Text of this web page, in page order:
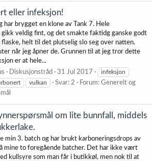
eller infeksjon!
har brygget en klone av Tank 7. Hele
gikk veldig fint, og det smakte faktidg ganske godt
helt til det plutselig slo seg over natten.
når jeg åpner de. Grunnen til at jeg tror dette
er at hele...
Diskusjonstråd 31 Jul 2017
infeksjon
vulkan Svar: 2 Forum: Generelt og
om lite bunnfall, middels
min 3. batch og har brukt karboneringsdrops av
mine to foregående batcher. Det har ikke vært
kullsyre som man får i butikkøl, men nok til at